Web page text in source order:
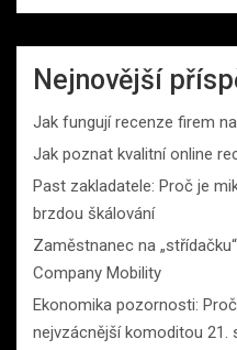
Nejnovější
Jak fungují recenze firem
Jak poznat kvalitní online
Past zakladatele: Proč je
brzdou škálování
Zaměstnanec na
Company Mobility
Ekonomika pozornosti:
nejvzácnější komoditou 21.